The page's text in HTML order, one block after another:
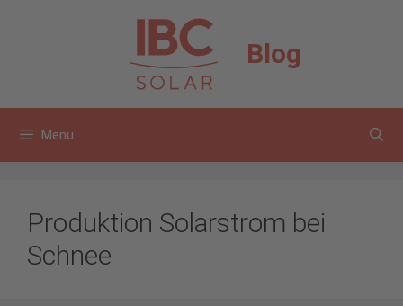
Blog
Menü
Produktion Solarstrom bei
Schnee